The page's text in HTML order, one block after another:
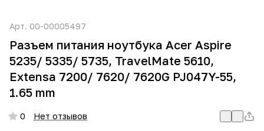
Арт. 00-00005497
Разъем питания ноутбука Acer Aspire
5235/ 5335/ 5735, TravelMate 5610,
Extensa 7200/ 7620/ 7620G PJ047Y-55,
1.65 mm
0 Нет отзывов